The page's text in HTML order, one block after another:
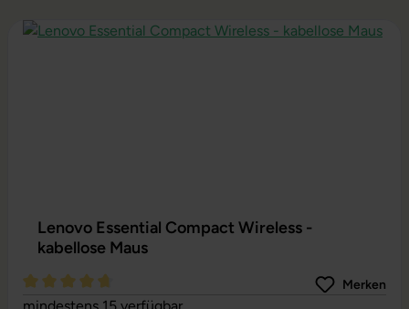
Produktgalerie überspringen
Lenovo Essential Compact Wireless -
kabellose Maus
Durchschnittliche Bewertung von 4.81 von 5 Sternen
Merken